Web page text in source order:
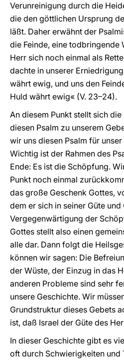
Verunreinigung durch die
die den göttlichen Ursprung
läßt. Daher erwähnt der
die Feinde, eine todbringende
Herr sich noch einmal als
dachte in unserer
währt ewig, und uns den
Huld währt ewig« (V. 23–24).
An diesem Punkt stellt sich
diesen Psalm zu unserem
wir uns diesen Psalm für
Wichtig ist der Rahmen des
Ende: Es ist die Schöpfung.
Punkt noch einmal
das große Geschenk Gottes,
dem er sich in seiner Güte
Vergegenwärtigung der
Gottes stellt also einen
alle dar. Dann folgt die
können wir sagen: Die
der Wüste, der Einzug in das
anderen Probleme sind sehr
unsere Geschichte. Wir
Grundstruktur dieses Gebets
ist, daß Israel der Güte des
In dieser Geschichte gibt es
oft durch Schwierigkeiten und